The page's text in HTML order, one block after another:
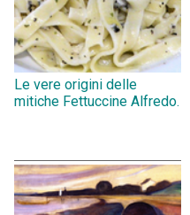
Le vere origini delle
mitiche Fettuccine Alfredo.